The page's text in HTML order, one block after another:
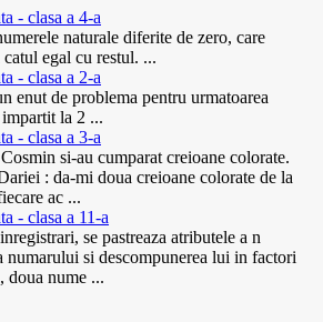
- clasa a 4-a
naturale diferite de zero, care
egal cu restul. ...
- clasa a 2-a
enut de problema pentru urmatoarea
la 2 ...
- clasa a 3-a
si-au cumparat creioane colorate.
: da-mi doua creioane colorate de la
ac ...
- clasa a 11-a
se pastreaza atributele a n
numarului si descompunerea lui in factori
doua nume ...